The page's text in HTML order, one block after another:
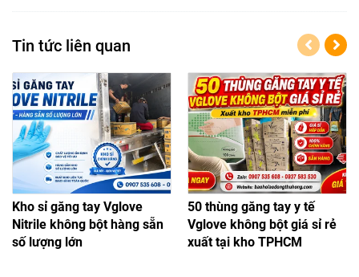
Tin tức liên quan
Kho sỉ găng tay Vglove
Nitrile không bột hàng sẵn
số lượng lớn
50 thùng găng tay y tế
Vglove không bột giá sỉ rẻ
xuất tại kho TPHCM